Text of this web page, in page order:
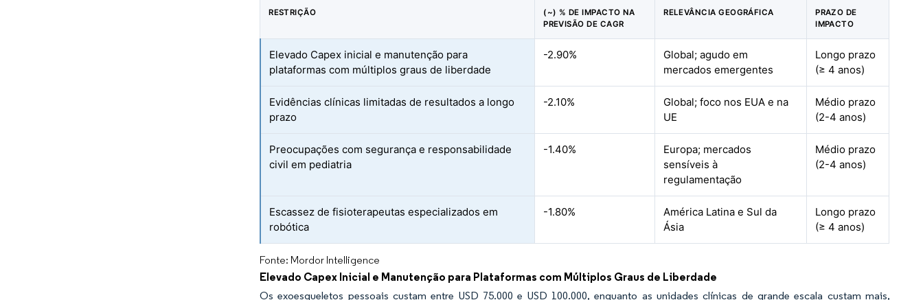
RESTRIÇÃO
(~) % DE IMPACTO NA
PREVISÃO DE CAGR
RELEVÂNCIA GEOGRÁFICA
PRAZO DE
IMPACTO
Elevado Capex inicial e manutenção para
plataformas com múltiplos graus de liberdade
-2.90%
Global; agudo em
mercados emergentes
Longo prazo
(≥ 4 anos)
Evidências clínicas limitadas de resultados a longo
prazo
-2.10%
Global; foco nos EUA e na
UE
Médio prazo
(2-4 anos)
Preocupações com segurança e responsabilidade
civil em pediatria
-1.40%
Europa; mercados
sensíveis à
regulamentação
Médio prazo
(2-4 anos)
Escassez de fisioterapeutas especializados em
robótica
-1.80%
América Latina e Sul da
Ásia
Longo prazo
(≥ 4 anos)
Fonte: Mordor Intelligence
Elevado Capex Inicial e Manutenção para Plataformas com Múltiplos Graus de Liberdade
Os exoesqueletos pessoais custam entre USD 75.000 e USD 100.000, enquanto as unidades clínicas de grande escala custam mais,